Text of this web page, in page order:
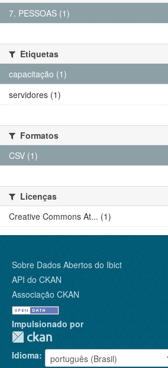
7. PESSOAS (1)
Etiquetas
capacitação (1)
servidores (1)
Formatos
CSV (1)
Licenças
Creative Commons At... (1)
Sobre Dados Abertos do Ibict
API do CKAN
Associação CKAN
Impulsionado por
Idioma